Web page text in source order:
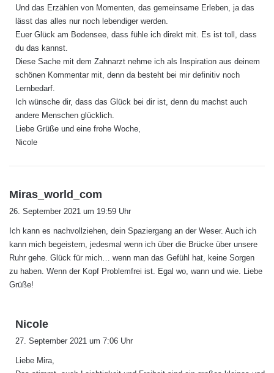
Und das Erzählen von Momenten, das gemeinsame Erleben, ja das
lässt das alles nur noch lebendiger werden.
Euer Glück am Bodensee, dass fühle ich direkt mit. Es ist toll, dass
du das kannst.
Diese Sache mit dem Zahnarzt nehme ich als Inspiration aus deinem
schönen Kommentar mit, denn da besteht bei mir definitiv noch
Lernbedarf.
Ich wünsche dir, dass das Glück bei dir ist, denn du machst auch
andere Menschen glücklich.
Liebe Grüße und eine frohe Woche,
Nicole
Miras_world_com
a
t
:
26. September 2021 um 19:59 Uhr
Ich kann es nachvollziehen, dein Spaziergang an der Weser. Auch ich
kann mich begeistern, jedesmal wenn ich über die Brücke über unsere
Ruhr gehe. Glück für mich… wenn man das Gefühl hat, keine Sorgen
zu haben. Wenn der Kopf Problemfrei ist. Egal wo, wann und wie. Liebe
Grüße!
Nicole
t
27. September 2021 um 7:06 Uhr
Liebe Mira,